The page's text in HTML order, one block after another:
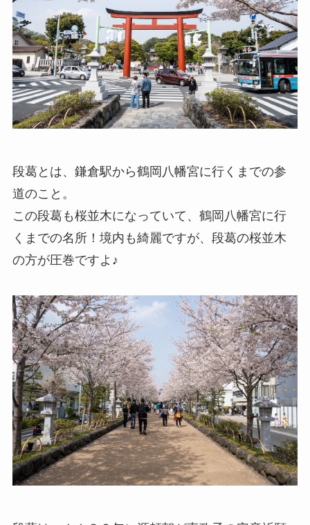
段葛とは、鎌倉駅から鶴岡八幡宮に行くまでの参
道のこと。
この段葛も桜並木になっていて、鶴岡八幡宮に行
くまでの名所！境内も綺麗ですが、段葛の桜並木
の方が圧巻ですよ♪